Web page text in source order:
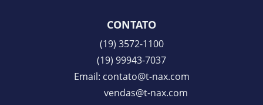
CONTATO
(19) 3572-1100
(19) 99943-7037
Email: contato@t-nax.com
vendas@t-nax.com